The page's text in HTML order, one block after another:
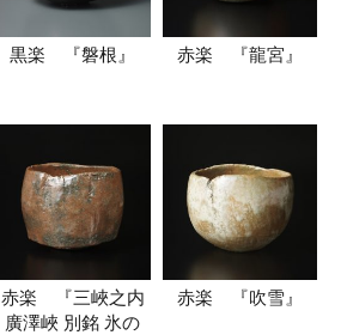
黒楽 『磐根』 赤楽 『龍宮』
赤楽 『三峽之内
廣澤峽 別銘 氷の
赤楽 『吹雪』